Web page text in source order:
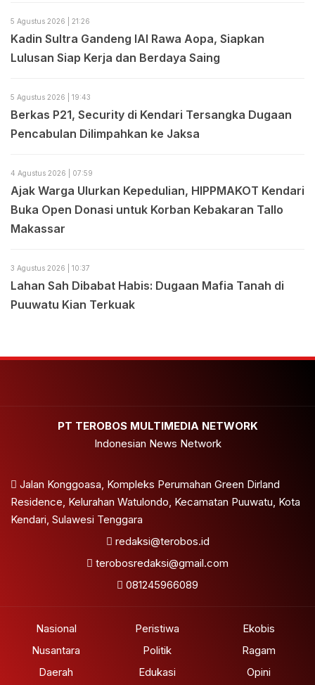
5 Agustus 2026 | 21:26
Kadin Sultra Gandeng IAI Rawa Aopa, Siapkan
Lulusan Siap Kerja dan Berdaya Saing
5 Agustus 2026 | 19:43
Berkas P21, Security di Kendari Tersangka Dugaan
Pencabulan Dilimpahkan ke Jaksa
4 Agustus 2026 | 07:59
Ajak Warga Ulurkan Kepedulian, HIPPMAKOT Kendari
Buka Open Donasi untuk Korban Kebakaran Tallo
Makassar
3 Agustus 2026 | 10:37
Lahan Sah Dibabat Habis: Dugaan Mafia Tanah di
Puuwatu Kian Terkuak
PT TEROBOS MULTIMEDIA NETWORK
Indonesian News Network
Jalan Konggoasa, Kompleks Perumahan Green Dirland
Residence, Kelurahan Watulondo, Kecamatan Puuwatu, Kota
Kendari, Sulawesi Tenggara
redaksi@terobos.id
terobosredaksi@gmail.com
081245966089
Nasional
Nusantara
Daerah
Peristiwa
Politik
Edukasi
Ekobis
Ragam
Opini